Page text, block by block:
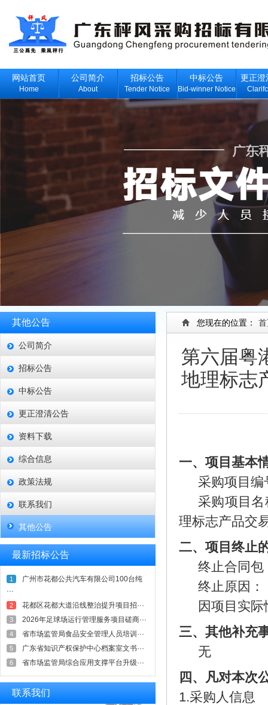
网站首页
Home
公司简介
About
招标公告
Tender Notice
中标公告
Bid-winner Notice
更正澄
其他公告
公司简介
招标公告
中标公告
更正澄清公告
资料下载
综合信息
政策法规
联系我们
其他公告
最新招标公告
1
广州市花都公共汽车有限公司100台纯
···
2 花都区花都大道沿线整治提升项目招···
3 2026年足球场运行管理服务项目磋商···
4 省市场监管局食品安全管理人员培训···
5 广东省知识产权保护中心档案室文书···
6 省市场监管局综合应用支撑平台升级···
联系我们
您现在的位置：
第六届粤
地理标志
一、项目基本
采购项目编
采购项目
理标志产品交
二、项目终止
终止合同包
终止原因：
因项目实
三、其他补充
无
四、凡对本次
1.采购人信息